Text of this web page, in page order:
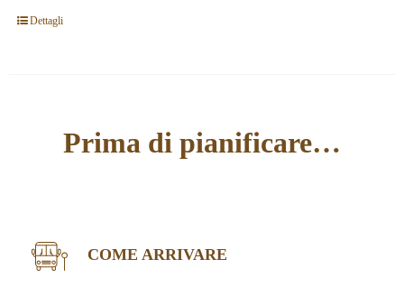
Dettagli
Prima di pianificare…
COME ARRIVARE